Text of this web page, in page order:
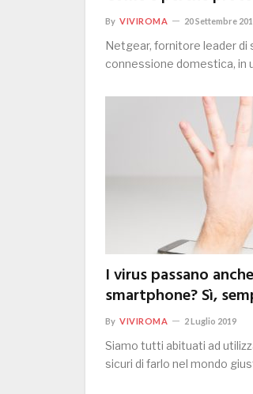
By VIVIROMA 20 Settembre
Netgear, fornitore leader di
connessione domestica, in
I virus passano
smartphone? Sì,
By VIVIROMA 2 Luglio 2019
Siamo tutti abituati ad
sicuri di farlo nel mondo